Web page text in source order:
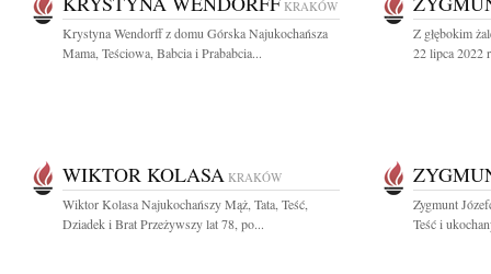
KRAKÓW
Krystyna Wendorff z domu Górska Najukochańsza
Mama, Teściowa, Babcia i Prababcia...
Z głębokim
22 lipca 2022
WIKTOR KOLASA KRAKÓW
Wiktor Kolasa Najukochańszy Mąż, Tata, Teść,
Dziadek i Brat Przeżywszy lat 78, po...
Zygmunt
Teść i